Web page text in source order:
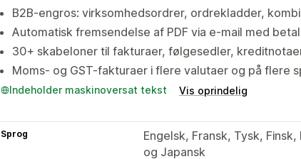
B2B-engros: virksomhedsordrer, ordrekladder,
Automatisk fremsendelse af PDF via e-mail med
30+ skabeloner til fakturaer, følgesedler,
Moms- og GST-fakturaer i flere valutaer og på flere
Indeholder maskinoversat tekst Vis oprindelig
Sprog
Engelsk, Fransk, Tysk,
og Japansk